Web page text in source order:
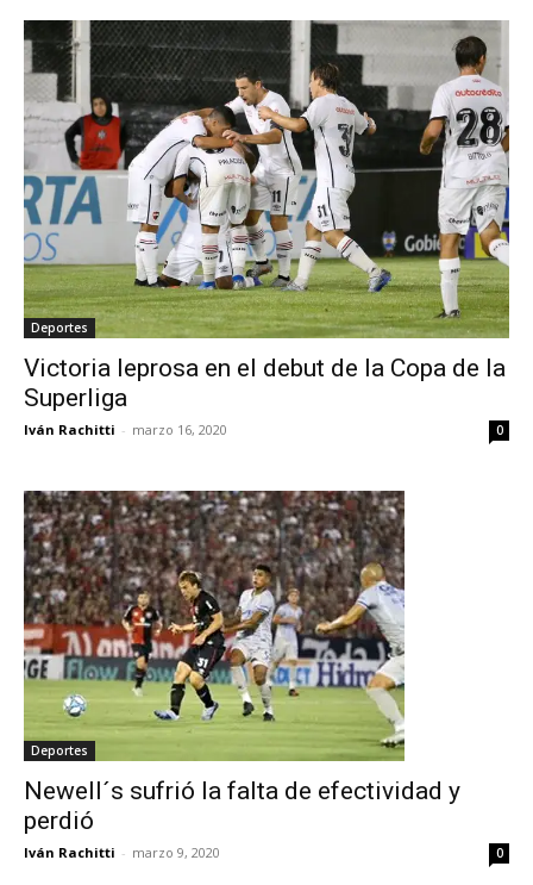
Deportes
Victoria leprosa en el debut de la Copa de la
Superliga
Iván Rachitti - marzo 16, 2020 0
Deportes
Newell´s sufrió la falta de efectividad y
perdió
Iván Rachitti - marzo 9, 2020 0